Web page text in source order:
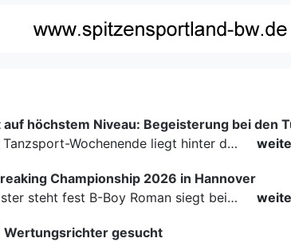
Ein rundum gelungenes Tanzsport-Wochenende liegt hinter den Paaren und Organisatoren in Enzklösterle. Am 1. und 2. August 2026 verwandelte sich die Festhalle wieder in einen lebendigen Mittelpunkt des…
Championship 2026 in Hannover
Der erste Deutsche Meister steht fest B-Boy Roman siegt bei den Juniors
Wertungsrichter gesucht